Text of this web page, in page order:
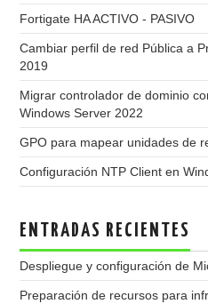
Fortigate HA ACTIVO - PASIVO
Cambiar perfil de red Pública a
2019
Migrar controlador de dominio
Windows Server 2022
GPO para mapear unidades de
Configuración NTP Client en
ENTRADAS RECIENTES
Despliegue y configuración de
Preparación de recursos para